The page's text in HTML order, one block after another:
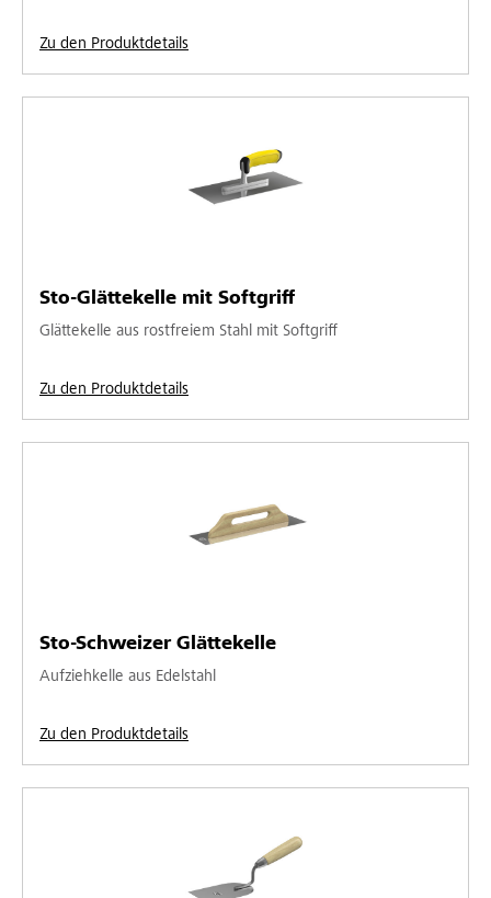
Zu den Produktdetails
Sto-Glättekelle mit Softgriff
Glättekelle aus rostfreiem Stahl mit Softgriff
Zu den Produktdetails
Sto-Schweizer Glättekelle
Aufziehkelle aus Edelstahl
Zu den Produktdetails